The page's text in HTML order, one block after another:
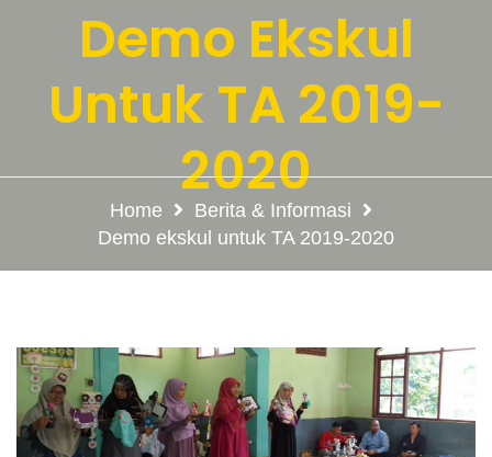
Demo Ekskul
Untuk TA 2019-
2020
Home
Berita & Informasi
Demo ekskul untuk TA 2019-2020